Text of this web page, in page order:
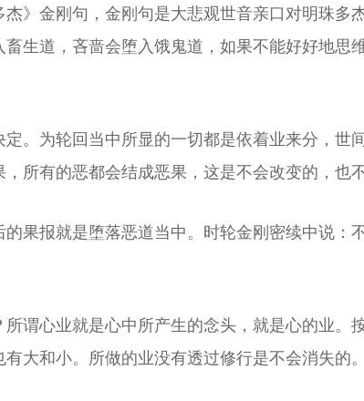
》金刚句，金刚句是大悲观世音亲口对明珠多
生道，吝啬会堕入饿鬼道，如果不能好好地思
。为轮回当中所显的一切都是依着业来分，世
所有的恶都会结成恶果，这是不会改变的，也
果报就是堕落恶道当中。时轮金刚密续中说：
谓心业就是心中所产生的念头，就是心的业。
大和小。所做的业没有透过修行是不会消失的